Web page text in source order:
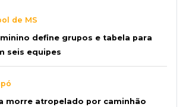
de MS
define grupos e tabela para
seis equipes
morre atropelado por caminhão